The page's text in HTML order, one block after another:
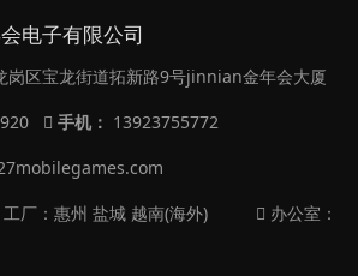
电子有限公司
岗区宝龙街道拓新路9号jinnian金年会大厦
手机： 13923755772
工厂：惠州 盐城 越南(海外)
办公室：